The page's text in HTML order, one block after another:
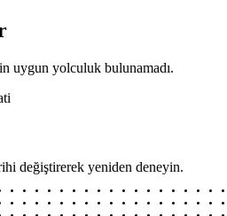
uygun yolculuk bulunamadı.
değiştirerek yeniden deneyin.